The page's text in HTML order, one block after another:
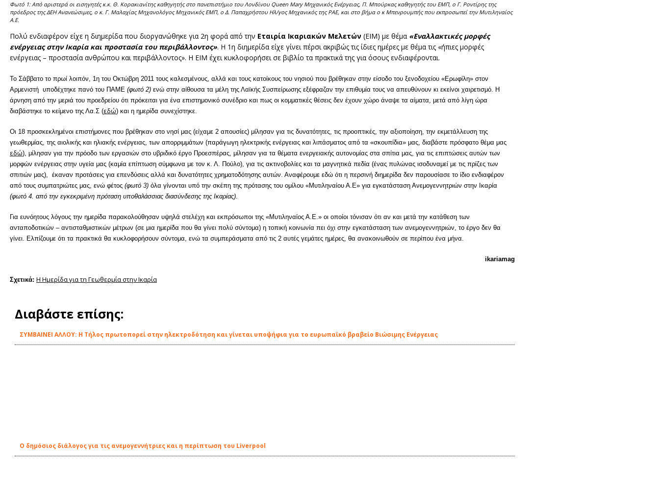
Φωτό 1: Από αριστερά οι εισηγητές κ.κ. Θ. Κορακιανίτης καθηγητής στο πανεπιστήμιο του Λονδίνου Queen Mary Μηχανικός Ενέργειας, Π. Μπούρκας καθηγητής του ΕΜΠ, ο Γ. Ροντίρης της
πρόεδρος της ΔΕΗ Ανανεώσιμες, ο κ. Γ. Μαλαχίας Μηχανολόγος Μηχανικός ΕΜΠ, ο Δ. Παπαχρήστου Ηλ/γος Μηχανικός της ΡΑΕ, και στο βήμα ο κ Μπενρουμπής που εκπροσωπεί την Μυτιληναίος
Α.Ε.
Πολύ ενδιαφέρον είχε η διημερίδα που διοργανώθηκε για 2η φορά από την Εταιρία Ικαριακών Μελετών (ΕΙΜ) με θέμα «Εναλλακτικές μορφές
ενέργειας στην Ικαρία και προστασία του περιβάλλοντος». Η 1η διημερίδα είχε γίνει πέρσι ακριβώς τις ίδιες ημέρες με θέμα τις «ήπιες μορφές
ενέργειας – προστασία ανθρώπου και περιβάλλοντος». Η ΕΙΜ έχει κυκλοφορήσει σε βιβλίο τα πρακτικά της για όσους ενδιαφέρονται.
Το Σάββατο το πρωί λοιπόν, 1η του Οκτώβρη 2011 τους καλεσμένους, αλλά και τους κατοίκους του νησιού που βρέθηκαν στην είσοδο του ξενοδοχείου «Ερωφίλη» στον
Αρμενιστή υποδέχτηκε πανό του ΠΑΜΕ (φωτό 2) ενώ στην αίθουσα τα μέλη της Λαϊκής Συσπείρωσης εξέφραζαν την επιθυμία τους να απευθύνουν κι εκείνοι χαιρετισμό. Η
άρνηση από την μεριά του προεδρείου ότι πρόκειται για ένα επιστημονικό συνέδριο και πως οι κομματικές θέσεις δεν έχουν χώρο άναψε τα αίματα, μετά από λίγη ώρα
διαβάστηκε το κείμενο της Λα.Σ (εδώ) και η ημερίδα συνεχίστηκε.
Οι 18 προσκεκλημένοι επιστήμονες που βρέθηκαν στο νησί μας (είχαμε 2 απουσίες) μίλησαν για τις δυνατότητες, τις προοπτικές, την αξιοποίηση, την εκμετάλλευση της
γεωθερμίας, της αιολικής και ηλιακής ενέργειας, των απορριμμάτων (παράγωγη ηλεκτρικής ενέργειας και λιπάσματος από τα «σκουπίδια» μας, διαβάστε πρόσφατο θέμα μας
εδώ), μίλησαν για την πρόοδο των εργασιών στο υβριδικό έργο Προεσπέρας, μίλησαν για τα θέματα ενεργειακής αυτονομίας στα σπίτια μας, για τις επιπτώσεις αυτών των
μορφών ενέργειας στην υγεία μας (καμία επίπτωση σύμφωνα με τον κ. Λ. Πούλο), για τις ακτινοβολίες και τα μαγνητικά πεδία (ένας πυλώνας ισοδυναμεί με τις πρίζες των
σπιτιών μας), έκαναν προτάσεις για επενδύσεις αλλά και δυνατότητες χρηματοδότησης αυτών. Αναφέρουμε εδώ ότι η περσινή διημερίδα δεν παρουσίασε το ίδιο ενδιαφέρον
από τους συμπατριώτες μας, ενώ φέτος (φωτό 3) όλα γίνονται υπό την σκέπη της πρότασης του ομίλου «Μυτιληναίου Α.Ε» για εγκατάσταση Ανεμογεννητριών στην Ικαρία
(φωτό 4. από την εγκεκριμένη πρόταση υποθαλάσσιας διασύνδεσης της Ικαρίας).
Για ευνόητους λόγους την ημερίδα παρακολούθησαν υψηλά στελέχη και εκπρόσωποι της «Μυτιληναίος Α.Ε.» οι οποίοι τόνισαν ότι αν και μετά την κατάθεση των
ανταποδοτικών – αντισταθμιστικών μέτρων (σε μια ημερίδα που θα γίνει πολύ σύντομα) η τοπική κοινωνία πει όχι στην εγκατάσταση των ανεμογεννητριών, το έργο δεν θα
γίνει. Ελπίζουμε ότι τα πρακτικά θα κυκλοφορήσουν σύντομα, ενώ τα συμπεράσματα από τις 2 αυτές γεμάτες ημέρες, θα ανακοινωθούν σε περίπου ένα μήνα.
ikariamag
Σχετικά: Η Ημερίδα για τη Γεωθερμία στην Ικαρία
Διαβάστε επίσης:
ΣΥΜΒΑΙΝΕΙ ΑΛΛΟΥ: Η Τήλος πρωτοπορεί στην ηλεκτροδότηση και γίνεται υποψήφια για το ευρωπαϊκό βραβείο Βιώσιμης Ενέργειας
Ο δημόσιος διάλογος για τις ανεμογεννήτριες και η περίπτωση του Liverpool